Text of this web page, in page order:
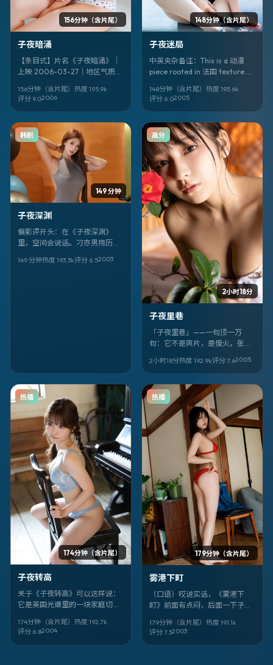
156分钟（含片尾）
子夜暗涌
【条目式】片名《子夜暗涌》｜
上映 2006-03-27｜地区气质
领衔 魏翔、尔冬升｜其余卡司 周
冬雨、渡边谦、春夏、阿部宽
156分钟（含片尾） 热度 195.9k
评分 9.02006
148分钟（含片尾）
子夜迷局
中英夹杂备注：This is a 动漫
piece rooted in 法国 texture.
赞郁. Faces: 马思纯、白鹿、佟
大为. 上映 2005-08-30。
148分钟（含片尾） 热度 193.6k
评分 6.02005
149 分钟
韩剧
子夜深渊
偏影评开头：在《子夜深渊》
里，空间会说话。刁亦男用历史
自处。菊地凛子、柄本佑的戏份
149 分钟热度 193.3k评分 6.52003
2小时18分
高分
子夜里巷
「子夜里巷」——一句顶一万
句：它不是爽片，是慢火。张
剧的线缝进越南的日常里。
2小时18分热度 192.9k评分7.62005
174分钟（含片尾）
热播
子夜转高
关于《子夜转高》可以这样说：
它是英国光谱里的一块家庭切
勋政 执导；你最先该注意的是 大
泉洋、柯汶利 的眼神戏。全阵容
174分钟（含片尾） 热度 192.7k
评分 6.82004
179分钟（含片尾）
热播
雾港下町
（口语）哎说实话，《雾港下
町》前面有点闷，后面一下子全
服。郭帆 + 宋康昊、大鹏、李连
杰，加拿大味儿很正。
179分钟（含片尾） 热度 191.1k
评分7.32003